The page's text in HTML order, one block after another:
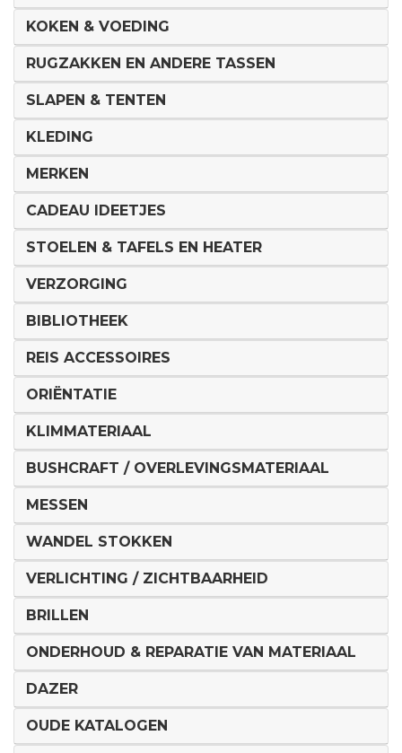
KOKEN & VOEDING
RUGZAKKEN EN ANDERE TASSEN
SLAPEN & TENTEN
KLEDING
MERKEN
CADEAU IDEETJES
STOELEN & TAFELS EN HEATER
VERZORGING
BIBLIOTHEEK
REIS ACCESSOIRES
ORIËNTATIE
KLIMMATERIAAL
BUSHCRAFT / OVERLEVINGSMATERIAAL
MESSEN
WANDEL STOKKEN
VERLICHTING / ZICHTBAARHEID
BRILLEN
ONDERHOUD & REPARATIE VAN MATERIAAL
DAZER
OUDE KATALOGEN